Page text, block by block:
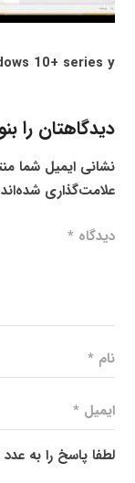
10+ series y
دیدگاهتان را
نشانی ایمیل شما
علامت‌گذاری
لطفا پاسخ را به عدد